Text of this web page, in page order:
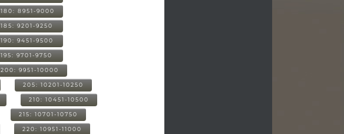
180: 8951-9000
185: 9201-9250
190: 9451-9500
195: 9701-9750
200: 9951-10000
205: 10201-10250
210: 10451-10500
215: 10701-10750
220: 10951-11000